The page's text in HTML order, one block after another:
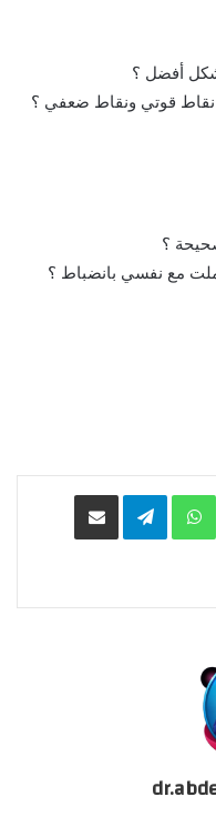
أفضل ؟
قوتي ونقاط ضعفي ؟
؟
مع نفسي بانضباط ؟
WhatsApp
Telegramمشاركة عبر البريد